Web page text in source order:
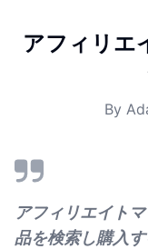
アフィリエ
By
アフィリエイト
品を検索し購入